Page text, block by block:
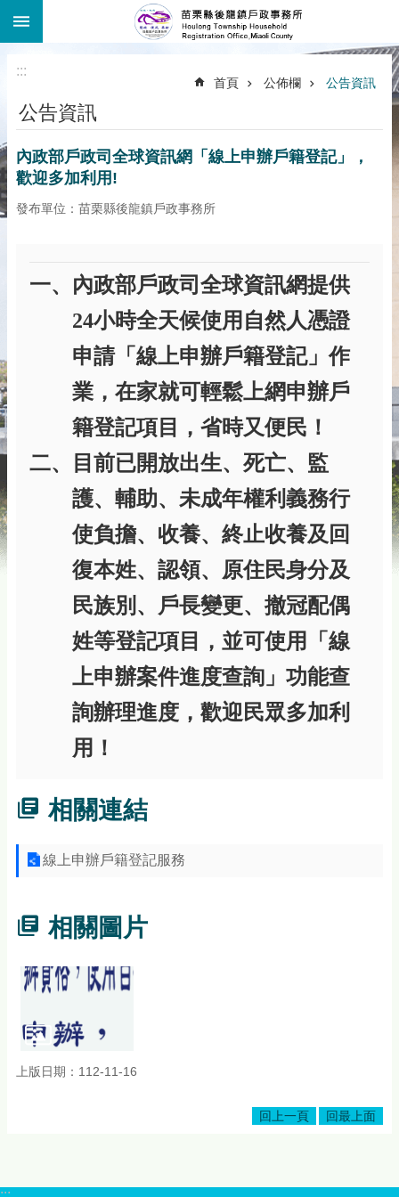
跳到主要內容區塊
:::
首頁 公佈欄 公告資訊
公告資訊
內政部戶政司全球資訊網「線上申辦戶籍登記」，
歡迎多加利用!
發布單位：苗栗縣後龍鎮戶政事務所
一、內政部戶政司全球資訊網提供
24小時全天候使用自然人憑證
申請「線上申辦戶籍登記」作
業，在家就可輕鬆上網申辦戶
籍登記項目，省時又便民！
二、目前已開放出生、死亡、監
護、輔助、未成年權利義務行
使負擔、收養、終止收養及回
復本姓、認領、原住民身分及
民族別、戶長變更、撤冠配偶
姓等登記項目，並可使用「線
上申辦案件進度查詢」功能查
詢辦理進度，歡迎民眾多加利
用！
相關連結
線上申辦戶籍登記服務
相關圖片
上版日期：112-11-16
回上一頁 回最上面